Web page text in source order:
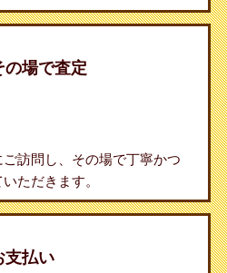
の場で査定
訪問し、その場で丁寧かつ
ただきます。
支払い